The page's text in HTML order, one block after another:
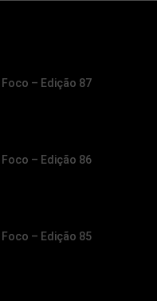
– Edição 87
– Edição 86
– Edição 85